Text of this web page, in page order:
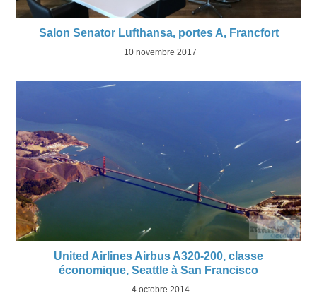
Salon Senator Lufthansa, portes A, Francfort
10 novembre 2017
United Airlines Airbus A320-200, classe
économique, Seattle à San Francisco
4 octobre 2014